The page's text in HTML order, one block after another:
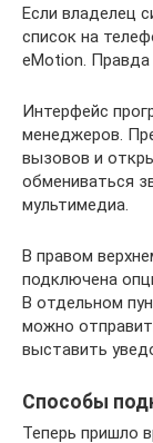
Если владелец
список на
eMotion.
Интерфейс
менеджеров.
вызовов и
обмениваться
мультимедиа.
В правом
подключена
В отдельном
можно
выставить
Способы
Теперь пришло